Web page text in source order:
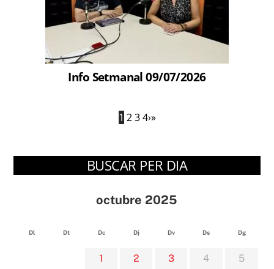
Info Setmanal 09/07/2026
1 2 3 4›»
BUSCAR PER DIA
octubre 2025
Dl Dt Dc Dj Dv Ds Dg
1 2 3 4 5